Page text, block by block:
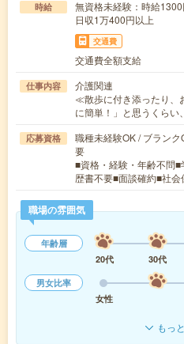
時給
無資格未経験：時給
日収1万400円以上
交通費
交通費全額支給
仕事内容
介護関連
≪散歩に付き添ったり、
に簡単！」と思うくら
応募資格
職種未経験OK / ブラン
要
■資格・経験・年齢不問
歴書不要■面談確約■社
職場の雰囲気
年齢層
20代
30代
男女比率
女性
もっ